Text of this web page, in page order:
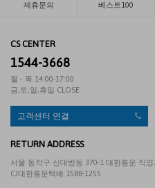
제휴문의 베스트100
CS CENTER
1544-3668
월 - 목 14:00-17:00
금,토,일,휴일 CLOSE
고객센터 연결
RETURN ADDRESS
서울 동작구 신대방동 370-1 대한통운 직
CJ대한통운택배 1588-1255